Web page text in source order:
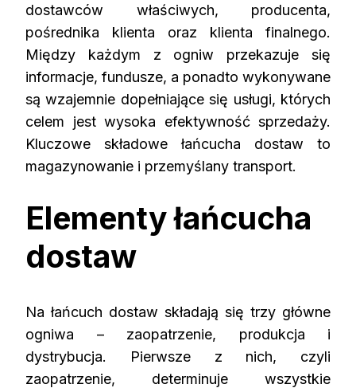
dostawców właściwych, producenta,
pośrednika klienta oraz klienta finalnego.
Między każdym z ogniw przekazuje się
informacje, fundusze, a ponadto wykonywane
są wzajemnie dopełniające się usługi, których
celem jest wysoka efektywność sprzedaży.
Kluczowe składowe łańcucha dostaw to
magazynowanie i przemyślany transport.
Elementy łańcucha
dostaw
Na łańcuch dostaw składają się trzy główne
ogniwa – zaopatrzenie, produkcja i
dystrybucja. Pierwsze z nich, czyli
zaopatrzenie, determinuje wszystkie